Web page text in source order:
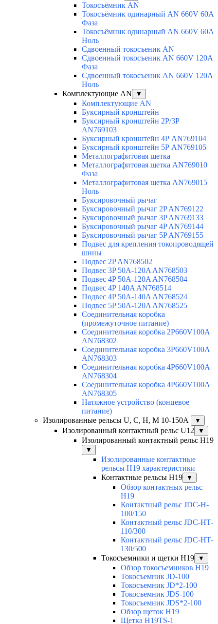
Токосъёмник AN
Токосъёмник одинарный AN 660V 60A
Фаза
Токосъёмник одинарный AN 660V 60A
Ноль
Сдвоенный токосъеник AN
Сдвоенный токосъеник AN 660V 120A
Фаза
Сдвоенный токосъеник AN 660V 120A
Ноль
Комплектующие AN
▼
Комплектующие AN
Буксирный кронштейн
Буксирный кронштейн 2Р/3Р
AN769103
Буксирный кронштейн 4Р AN769104
Буксирный кронштейн 5Р AN769105
Металлографитовая щетка
Металлографитовая щетка AN769010
Фаза
Металлографитовая щетка AN769015
Ноль
Буксировочный рычаг
Буксировочный рычаг 2P AN769122
Буксировочный рычаг 3P AN769133
Буксировочный рычаг 4P AN769144
Буксировочный рычаг 5P AN769155
Подвес для крепления токопроводящей
шины
Подвес 2P AN768502
Подвес 3P 50A-120A AN768503
Подвес 4P 50A-120A AN768504
Подвес 4P 140A AN768514
Подвес 4P 50A-140A AN768524
Подвес 5P 50A-120A AN768525
Соединительная коробка
(промежуточное питание)
Соединительная коробка 2P660V100A
AN768302
Соединительная коробка 3P660V100A
AN768303
Соединительная коробка 4P660V100A
AN768304
Соединительная коробка 4P660V100A
AN768305
Натяжное устройство (концевое
питание)
Изолированные рельсы U, C, H, M 10-150А
▼
Изолированный контактный рельс U12 ▼
Изолированный контактный рельс Н19
▼
Изолированные контактные
рельсы Н19 характеристики
Контактные рельсы H19
▼
Обзор контактных рельс
H19
Контактный рельс JDC-H-
100/150
Контактный рельс JDC-HT-
110/300
Контактный рельс JDC-HT-
130/500
Токосъемники и щетки H19
▼
Обзор токосъемников H19
Токосъемник JD-100
Токосъемник JD*2-100
Токосъемник JDS-100
Токосъемник JDS*2-100
Обзор щеток H19
Щетка H19TS-1